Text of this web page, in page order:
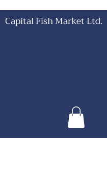
Capital Fish Market Ltd.